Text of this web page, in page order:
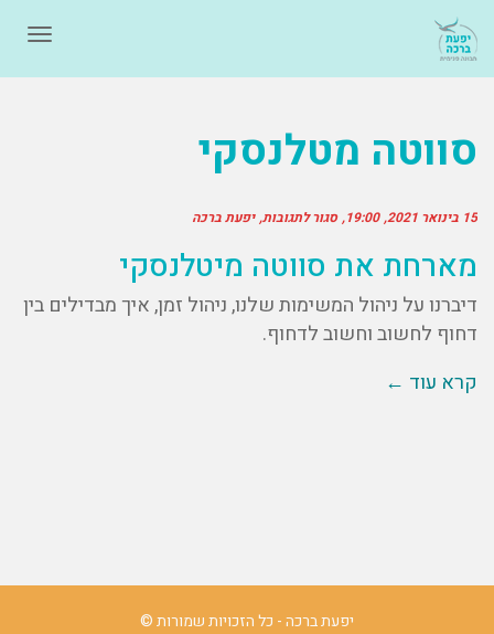
סווטה מטלנסקי
15 בינואר 2021 19:00 סגור לתגובות יפעת ברכה
מארחת את סווטה מיטלנסקי
דיברנו על ניהול המשימות שלנו, ניהול זמן, איך מבדילים בין
דחוף לחשוב וחשוב לדחוף.
קרא עוד ←
יפעת ברכה - כל הזכויות שמורות ©